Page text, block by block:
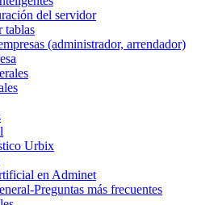
del servidor
tablas
(administrador, arrendador)
Urbix
en Adminet
Preguntas más frecuentes